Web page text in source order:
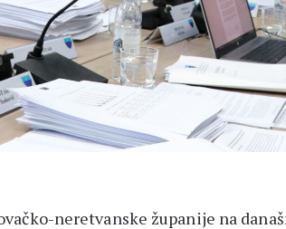
neretvanske županije na
–
Brotnjo
2026.